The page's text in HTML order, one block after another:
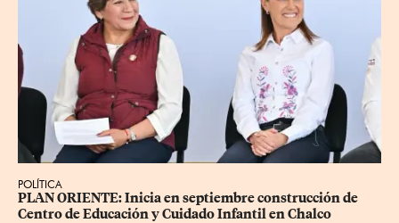
POLÍTICA
PLAN ORIENTE: Inicia en septiembre construcción de
Centro de Educación y Cuidado Infantil en Chalco